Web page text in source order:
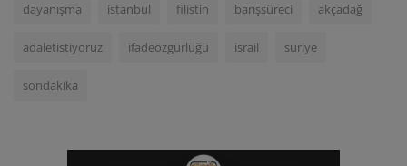
dayanışma istanbul filistin barışsüreci akçadağ
adaletistiyoruz ifadeözgürlüğü israil suriye
sondakika